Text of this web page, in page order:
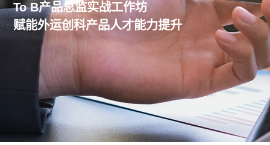
To B产品总监实战工作坊
赋能外运创科产品人才能力提升